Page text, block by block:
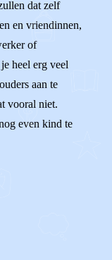
dat zelf
en vriendinnen,
of
heel erg veel
aan te
vooral niet.
even kind te